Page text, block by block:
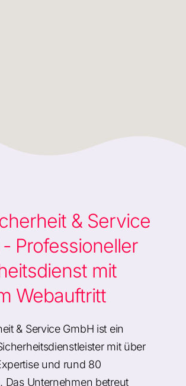
& Service
Professioneller
mit
Webauftritt
& Service GmbH ist ein
mit über
und rund 80
Das Unternehmen betreut